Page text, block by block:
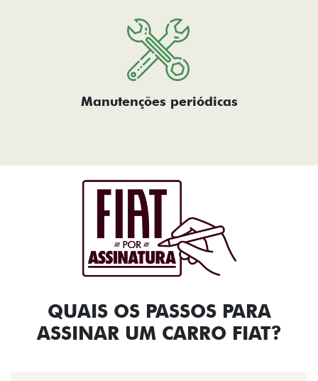
Manutenções periódicas
QUAIS OS PASSOS PARA
ASSINAR UM CARRO FIAT?​